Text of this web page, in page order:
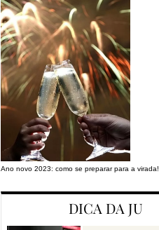
Ano novo 2023: como se preparar para a virada!
DICA DA JU